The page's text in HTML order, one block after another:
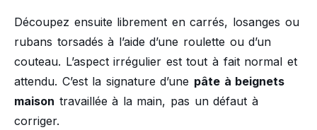
Découpez ensuite librement en carrés, losanges ou
rubans torsadés à l’aide d’une roulette ou d’un
couteau. L’aspect irrégulier est tout à fait normal et
attendu. C’est la signature d’une pâte à beignets
maison travaillée à la main, pas un défaut à
corriger.